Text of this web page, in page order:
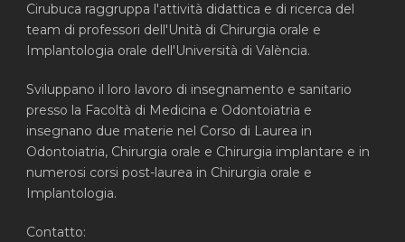
Cirubuca raggruppa l'attività didattica e di ricerca del
team di professori dell'Unità di Chirurgia orale e
Implantologia orale dell'Università di València.
Sviluppano il loro lavoro di insegnamento e sanitario
presso la Facoltà di Medicina e Odontoiatria e
insegnano due materie nel Corso di Laurea in
Odontoiatria, Chirurgia orale e Chirurgia implantare e in
numerosi corsi post-laurea in Chirurgia orale e
Implantologia.
Contatto: